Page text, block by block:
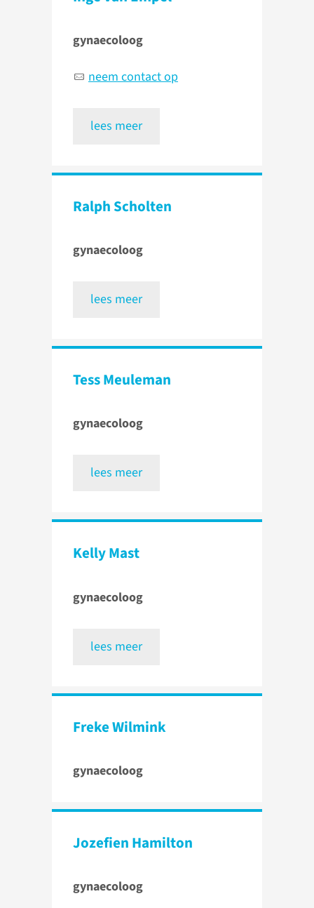
gynaecoloog
neem contact op
lees meer
Ralph Scholten
gynaecoloog
lees meer
Tess Meuleman
gynaecoloog
lees meer
Kelly Mast
gynaecoloog
lees meer
Freke Wilmink
gynaecoloog
Jozefien Hamilton
gynaecoloog